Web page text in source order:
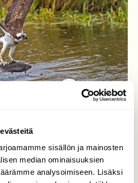
sisällön ja mainosten
median ominaisuuksien
analysoimiseen. Lisäksi
lintu saaliin
sateisena ja harmaana